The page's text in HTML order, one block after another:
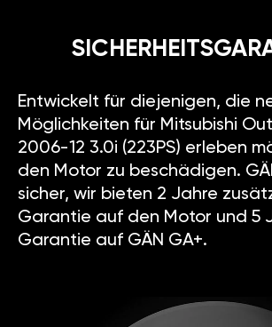
Entwickelt für diejenigen, die
Möglichkeiten für Mitsubishi
2006-12 3.0i (223PS) erleben
den Motor zu beschädigen.
sicher, wir bieten 2 Jahre
Garantie auf den Motor und 5
Garantie auf GÄN GA+.